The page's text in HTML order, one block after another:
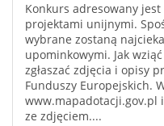
Konkurs adresowany
projektami unijnymi.
wybrane zostaną
upominkowymi. Jak
zgłaszać zdjęcia i opisy
Funduszy Europejskich.
www.mapadotacji.gov.pl
ze zdjęciem....